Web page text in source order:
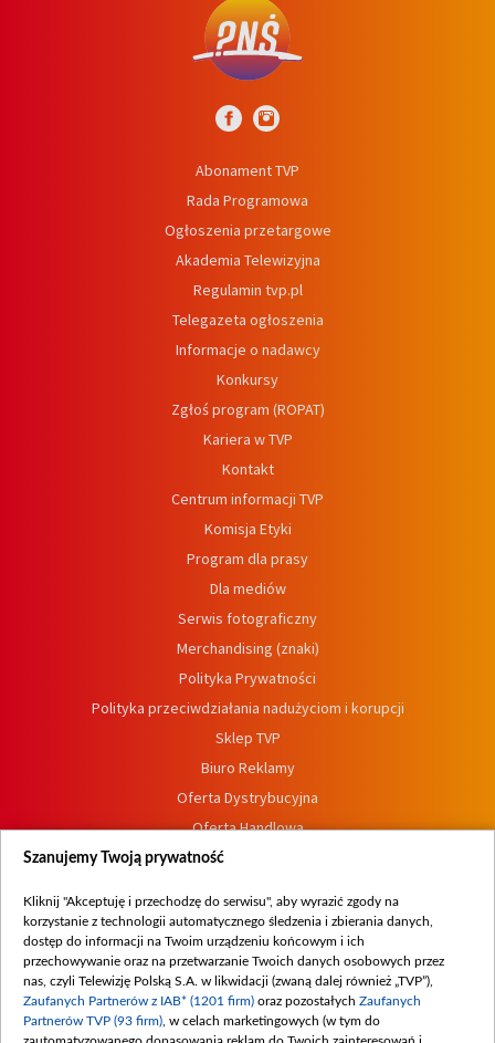
Abonament TVP
Rada Programowa
Ogłoszenia przetargowe
Akademia Telewizyjna
Regulamin tvp.pl
Telegazeta ogłoszenia
Informacje o nadawcy
Konkursy
Zgłoś program (ROPAT)
Kariera w TVP
Kontakt
Centrum informacji TVP
Komisja Etyki
Program dla prasy
Dla mediów
Serwis fotograficzny
Merchandising (znaki)
Polityka Prywatności
Polityka przeciwdziałania nadużyciom i korupcji
Sklep TVP
Biuro Reklamy
Oferta Dystrybucyjna
Oferta Handlowa
Dostępność
Procedura zgłoszeń wewnętrznych
Szanujemy Twoją prywatność
Kliknij "Akceptuję i przechodzę do serwisu", aby wyrazić zgody na
korzystanie z technologii automatycznego śledzenia i zbierania danych,
dostęp do informacji na Twoim urządzeniu końcowym i ich
przechowywanie oraz na przetwarzanie Twoich danych osobowych przez
nas, czyli Telewizję Polską S.A. w likwidacji (zwaną dalej również „TVP”),
Zaufanych Partnerów z IAB* (1201 firm) oraz pozostałych Zaufanych
Partnerów TVP (93 firm) , w celach marketingowych (w tym do